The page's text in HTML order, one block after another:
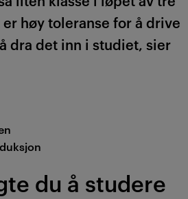
høy toleranse for å drive
dra det inn i studiet, sier
du å studere